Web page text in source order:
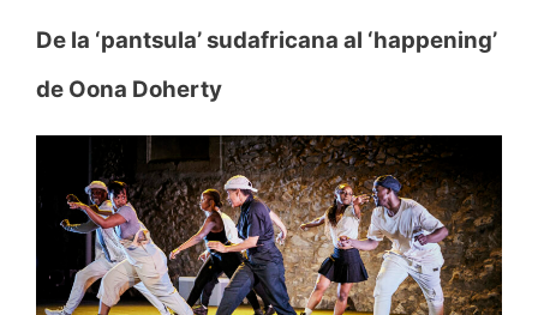
De la ‘pantsula’ sudafricana al ‘happening’
de Oona Doherty